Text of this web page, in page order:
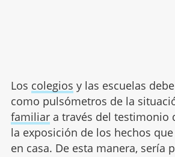
Los colegios y las escuelas
como pulsómetros de la
familiara través del testimonio
la exposición de los hechos
en casa. De esta manera, sería